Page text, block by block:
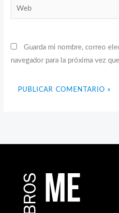
Web
Guarda mi nombre, correo
navegador para la próxima vez